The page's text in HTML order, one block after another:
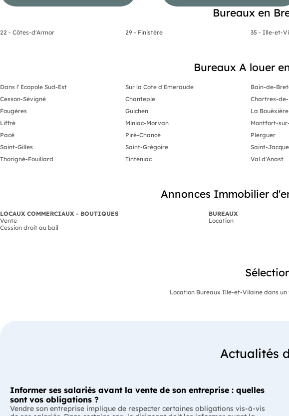
Bureaux en
22 - Côtes-d'Armor 29 - Finistère 35 - Ille-et-
Bureaux A louer
Dans l' Ecopole Sud-Est Sur la Cote d Emeraude Bain-de-
Cesson-Sévigné
Chantepie Chartres-
Fougères
Guichen La Bouëxière
Liffré
Miniac-Morvan Montfort-
Pacé
Piré-Chancé Plerguer
Saint-Gilles
Saint-Grégoire Saint-
Thorigné-Fouillard
Tinténiac Val d'Anast
Annonces Immobilier
LOCAUX COMMERCIAUX - BOUTIQUES
Vente
Cession droit au bail
BUREAUX
Location
Location Bureaux Ille-et-Vilaine dans un
Actualités
Informer ses salariés avant la vente de son entreprise : quelles
sont vos obligations ?
Vendre son entreprise implique de respecter certaines obligations vis-à-vis